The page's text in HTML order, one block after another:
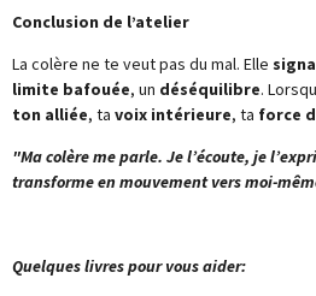
Conclusion de l’atelier
La colère ne te veut pas du mal. Elle
limite bafouée, un déséquilibre.
ton alliée, ta voix intérieure, ta force
"Ma colère me parle. Je l’écoute, je
transforme en mouvement vers moi-
Quelques livres pour vous aider: